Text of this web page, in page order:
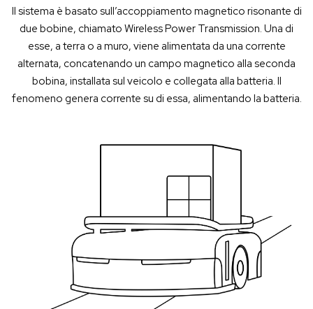
Il sistema è basato sull’accoppiamento magnetico risonante di
due bobine, chiamato Wireless Power Transmission. Una di
esse, a terra o a muro, viene alimentata da una corrente
alternata, concatenando un campo magnetico alla seconda
bobina, installata sul veicolo e collegata alla batteria. Il
fenomeno genera corrente su di essa, alimentando la batteria.